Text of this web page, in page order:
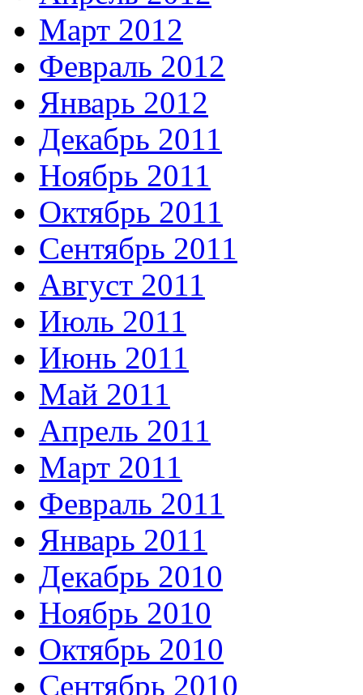
Март 2012
Февраль 2012
Январь 2012
Декабрь 2011
Ноябрь 2011
Октябрь 2011
Сентябрь 2011
Август 2011
Июль 2011
Июнь 2011
Май 2011
Апрель 2011
Март 2011
Февраль 2011
Январь 2011
Декабрь 2010
Ноябрь 2010
Октябрь 2010
Сентябрь 2010